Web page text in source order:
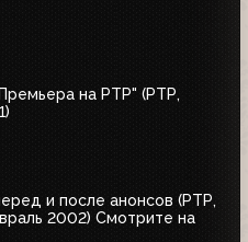
на РТР" (РТР,
и после анонсов (РТР,
2002) Смотрите на